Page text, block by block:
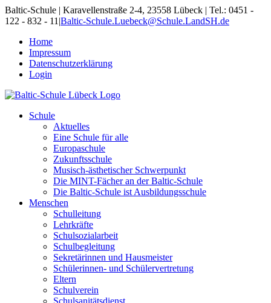
Skip
to
Baltic-Schule | Karavellenstraße 2-4, 23558 Lübeck | Tel.: 0451 -
122 - 832 - 11 |Baltic-Schule.Luebeck@Schule.LandSH.de
Home
Impressum
Datenschutzerklärung
Login
Schule
Aktuelles
Eine Schule für alle
Europaschule
Zukunftsschule
Musisch-ästhetischer Schwerpunkt
Die MINT-Fächer an der Baltic-Schule
Die Baltic-Schule ist Ausbildungsschule
Menschen
Schulleitung
Lehrkräfte
Schulsozialarbeit
Schulbegleitung
Sekretärinnen und Hausmeister
Schülerinnen- und Schülervertretung
Eltern
Schulverein
Schulsanitätsdienst